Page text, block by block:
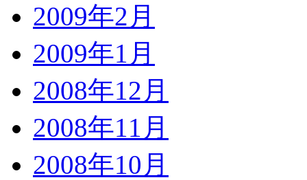
2009年2月
2009年1月
2008年12月
2008年11月
2008年10月